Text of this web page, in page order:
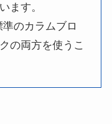
ます。
のカラムブロ
の両方を使うこ